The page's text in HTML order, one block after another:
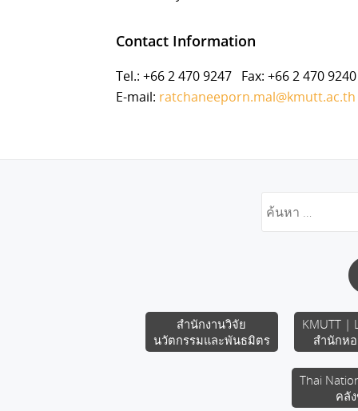
Contact Information
Tel.: +66 2 470 9247 Fax: +66 2 470 9240
E-mail: ratchaneeporn.mal@kmutt.ac.th
สำนักงานวิจัย
นวัตกรรมและพันธมิตร
KMUTT |
สำนักห
Thai
คลั